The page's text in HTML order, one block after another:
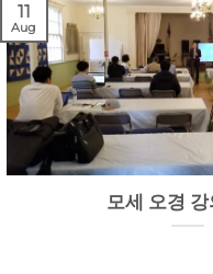
모세 오경
11
Aug